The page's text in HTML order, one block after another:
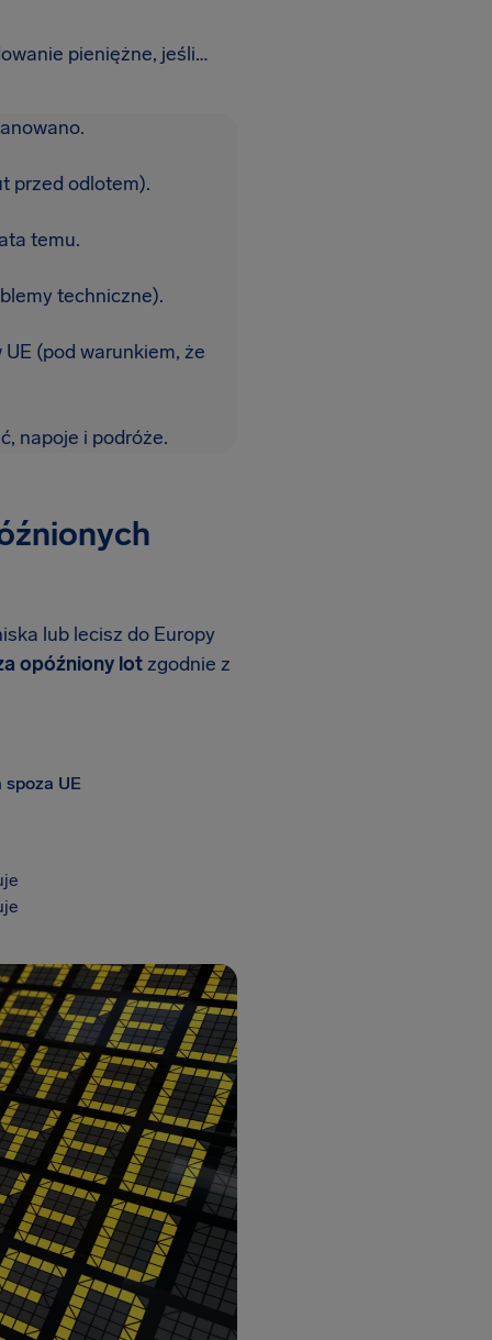
pieniężne, jeśli…
przed odlotem).
temu.
techniczne).
(pod warunkiem, że
napoje i podróże.
lub lecisz do Europy
opóźniony lotzgodnie z
UE